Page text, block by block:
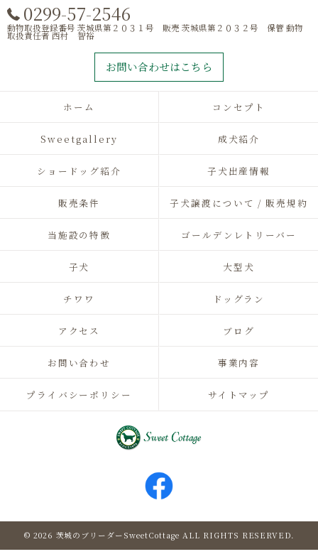
0299-57-2546
動物取扱登録番号 茨城県第２０３１号 販売 茨城県第２０３２号 保管 動物
取扱責任者 西村 智裕
お問い合わせはこちら
ホーム コンセプト
Sweetgallery 成犬紹介
ショードッグ紹介 子犬出産情報
販売条件 子犬譲渡について / 販売規約
当施設の特徴 ゴールデンレトリーバー
子犬 大型犬
チワワ ドッグラン
アクセス ブログ
お問い合わせ 事業内容
プライバシーポリシー サイトマップ
© 2026 茨城のブリーダーSweetCottage ALL RIGHTS RESERVED.